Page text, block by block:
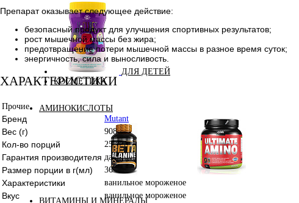
ДЛЯ ДЕТЕЙ
КОСМЕТИКА
АМИНОКИСЛОТЫ
Бета-аланин
ВИТАМИНЫ И МИНЕРАЛЫ
Препарат оказывает следующее действие:
безопасный продукт для улучшения спортивных результатов;
рост мышечной массы без жира;
предотвращение потери мышечной массы в разное время суток;
энергичность, сила и выносливость.
ХАРАКТЕРИСТИКИ
Прочие
Бренд Mutant
Вес (г) 908
Кол-во порций 25
Гарантия производителя да
Размер порции в г(мл) 36
Характеристики ванильное мороженое
Вкус ванильное мороженое